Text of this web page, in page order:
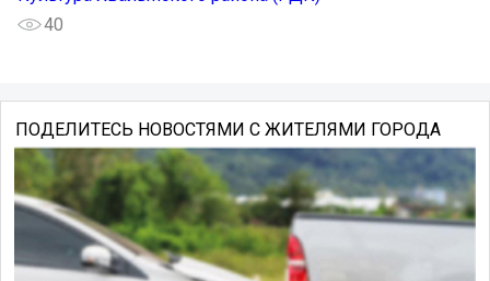
40
ПОДЕЛИТЕСЬ НОВОСТЯМИ С ЖИТЕЛЯМИ ГОРОДА